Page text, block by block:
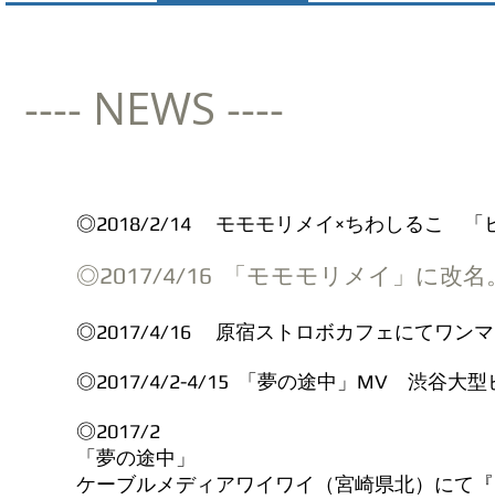
---- NEWS ----
◎2018/2/14 モモモリメイ×ちわしるこ 「
​◎2017/4/16 「モモモリメイ」に改名
◎2017/4/16 原宿ストロボカフェにてワン
◎2017/4/2-4/15 「夢の途中」MV 渋谷大型
◎2017/2
「夢の途中」
ケーブルメディアワイワイ（宮崎県北）にて